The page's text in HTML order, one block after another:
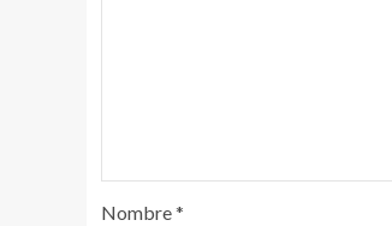
Nombre*